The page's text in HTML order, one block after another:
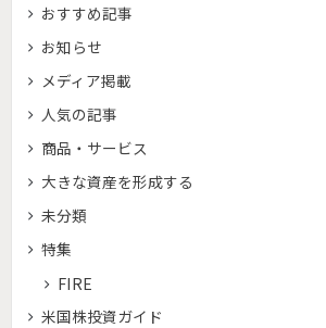
おすすめ記事
お知らせ
メディア掲載
人気の記事
商品・サービス
大きな資産を形成する
未分類
特集
FIRE
米国株投資ガイド